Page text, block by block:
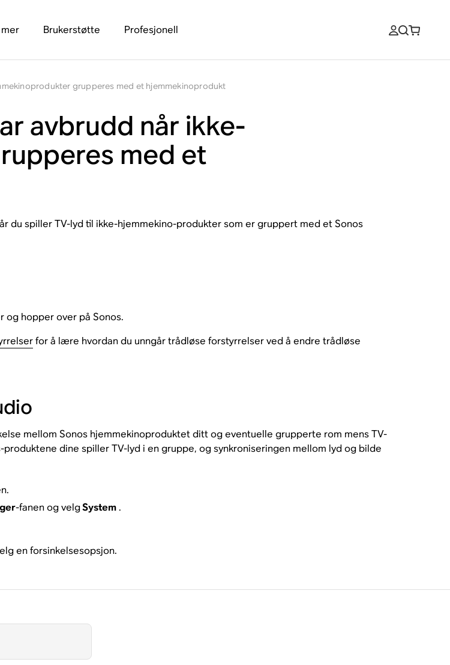
Brukerstøtte Profesjonell
grupperes med et hjemmekinoprodukt
avbrudd når ikke-
med et
du spiller TV-lyd til ikke-hjemmekino-produkter som er gruppert med et Sonos
og hopper over på Sonos.
for å lære hvordan du unngår trådløse forstyrrelser ved å endre trådløse
mellom Sonos hjemmekinoproduktet ditt og eventuelle grupperte rom mens TV-
dine spiller TV-lyd i en gruppe, og synkroniseringen mellom lyd og bilde
-fanen og velgSystem.
en forsinkelsesopsjon.